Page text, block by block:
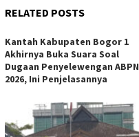
RELATED POSTS
Kantah Kabupaten Bogor 1
Akhirnya Buka Suara Soal
Dugaan Penyelewengan ABPN
2026, Ini Penjelasannya